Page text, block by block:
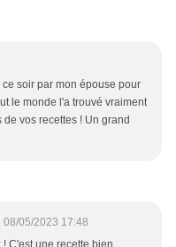
soir par mon épouse pour
le monde l'a trouvé vraiment
vos recettes ! Un grand
08/05/2023 17:48
C'est une recette bien